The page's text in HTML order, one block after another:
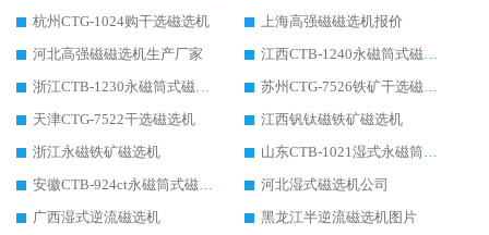
杭州CTG-1024购干选磁选机
上海高强磁磁选机报价
河北高强磁磁选机生产厂家
江西CTB-1240永磁筒式磁选机厂家
浙江CTB-1230永磁筒式磁选机生产厂家
苏州CTG-7526铁矿干选磁选机
天津CTG-7522干选磁选机
江西钒钛磁铁矿磁选机
浙江永磁铁矿磁选机
山东CTB-1021湿式永磁筒式磁选机
安徽CTB-924ct永磁筒式磁选机
河北湿式磁选机公司
广西湿式逆流磁选机
黑龙江半逆流磁选机图片